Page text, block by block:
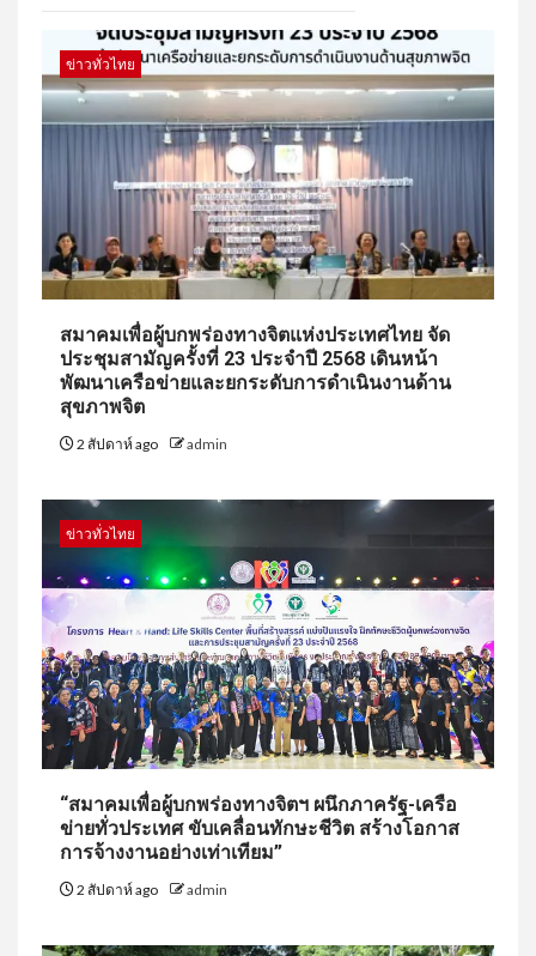
ข่าวทั่วไทย
สมาคมเพื่อผู้บกพร่องทางจิตแห่งประเทศไทย จัด
ประชุมสามัญครั้งที่ 23 ประจำปี 2568 เดินหน้า
พัฒนาเครือข่ายและยกระดับการดำเนินงานด้าน
สุขภาพจิต
2 สัปดาห์ ago admin
ข่าวทั่วไทย
“สมาคมเพื่อผู้บกพร่องทางจิตฯ ผนึกภาครัฐ-เครือ
ข่ายทั่วประเทศ ขับเคลื่อนทักษะชีวิต สร้างโอกาส
การจ้างงานอย่างเท่าเทียม”
2 สัปดาห์ ago admin